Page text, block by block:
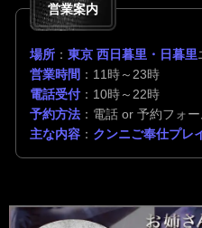
営業案内
場所 ： 東京 西日暮里・日暮里
営業時間 ：11時～23時
電話受付：10時～22時
予約方法 ：電話 or 予約フォー
主な内容 ： クンニご奉仕プレ